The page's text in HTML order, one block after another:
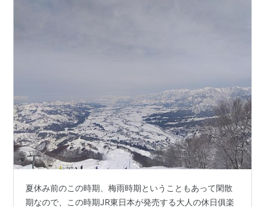
夏休み前のこの時期、梅雨時期ということもあって閑散
期なので、この時期JR東日本が発売する大人の休日俱楽